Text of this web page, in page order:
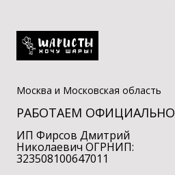
Москва и Московская область
РАБОТАЕМ ОФИЦИАЛЬНО
ИП Фирсов Дмитрий
Николаевич ОГРНИП:
323508100647011